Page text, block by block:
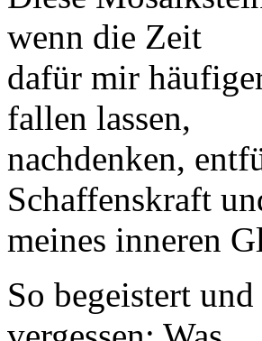
wenn die Zeit
dafür mir
fallen lassen,
nachdenken,
Schaffenskraft
meines inneren
So begeistert